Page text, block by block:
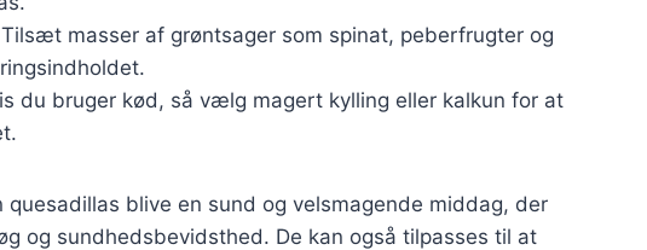
masser af grøntsager som spinat, peberfrugter og
du bruger kød, så vælg magert kylling eller kalkun for at
blive en sund og velsmagende middag, der
og sundhedsbevidsthed. De kan også tilpasses til at